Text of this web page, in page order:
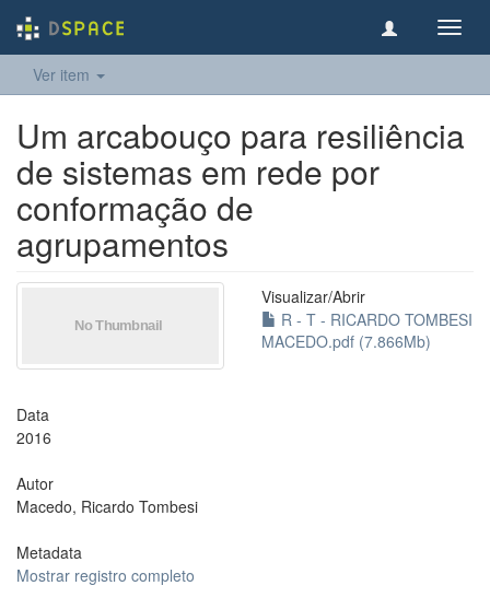
Ver item
Um arcabouço para resiliência
de sistemas em rede por
conformação de
agrupamentos
Visualizar/Abrir
R - T - RICARDO TOMBESI
MACEDO.pdf (7.866Mb)
Data
2016
Autor
Macedo, Ricardo Tombesi
Metadata
Mostrar registro completo